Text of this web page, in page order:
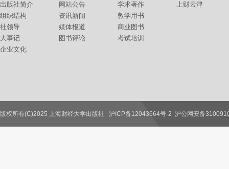
出版社简介
组织结构
社领导
大事记
企业文化
网站公告
资讯新闻
媒体报道
图书评论
学术著作
教学用书
商业图书
考试培训
上财云津
联系我们
版权所有(C)2025 上海财经大学出版社 沪ICP备12043664号-2 沪公网安备